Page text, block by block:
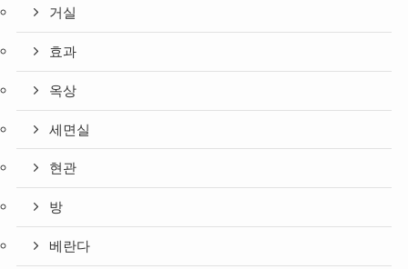
거실
효과
옥상
세면실
현관
방
베란다